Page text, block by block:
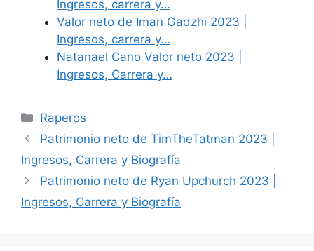
Ingresos, carrera y…
Valor neto de Iman Gadzhi 2023 |
Ingresos, carrera y…
Natanael Cano Valor neto 2023 |
Ingresos, Carrera y…
Categories
Raperos
Patrimonio neto de TimTheTatman 2023 |
Ingresos, Carrera y Biografía
Patrimonio neto de Ryan Upchurch 2023 |
Ingresos, Carrera y Biografía